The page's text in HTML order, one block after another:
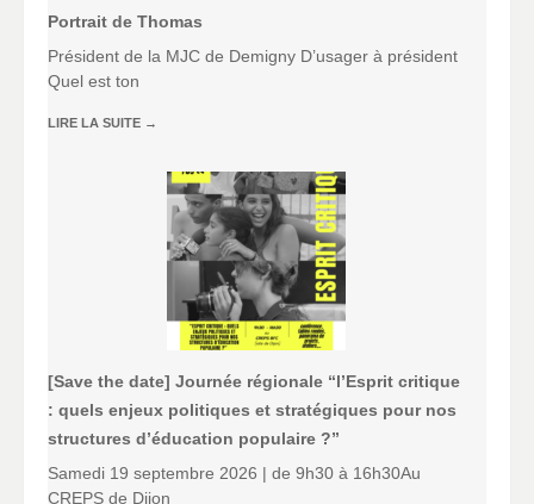
Portrait de Thomas
Président de la MJC de Demigny D’usager à président
Quel est ton
LIRE LA SUITE →
[Save the date] Journée régionale “l’Esprit critique
: quels enjeux politiques et stratégiques pour nos
structures d’éducation populaire ?”
Samedi 19 septembre 2026 | de 9h30 à 16h30Au
CREPS de Dijon